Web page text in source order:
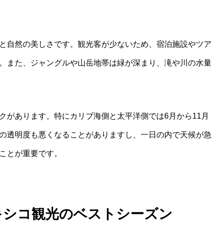
自然の美しさです。観光客が少ないため、宿泊施設やツア
また、ジャングルや山岳地帯は緑が深まり、滝や川の水量
があります。特にカリブ海側と太平洋側では6月から11月
透明度も悪くなることがありますし、一日の内で天候が急
とが重要です。
コ観光のベストシーズン